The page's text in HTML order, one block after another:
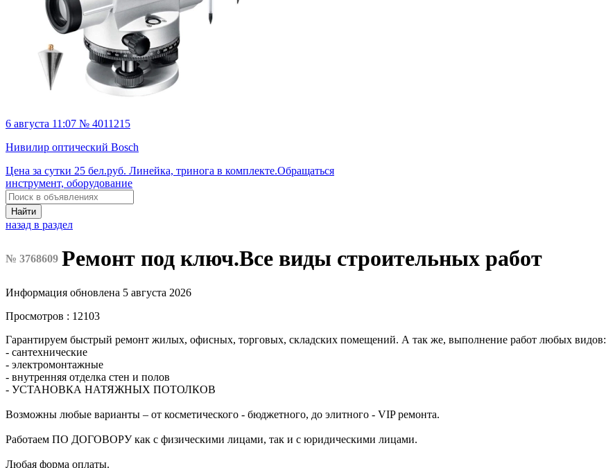
6 августа 11:07 № 4011215
Нивилир оптический Bosch
Цена за сутки 25 бел.руб. Линейка, тринога в комплекте.Обращаться
инструмент, оборудование
Найти
назад в раздел
№ 3768609 Ремонт под ключ.Все виды строительных работ
Информация обновлена 5 августа 2026
Просмотров : 12103
Гарантируем быстрый ремонт жилых, офисных, торговых, складских помещений. А так же, выполнение работ любых видов:
- сантехнические
- электромонтажные
- внутренняя отделка стен и полов
- УСТАНОВКА НАТЯЖНЫХ ПОТОЛКОВ
Возможны любые варианты – от косметического - бюджетного, до элитного - VIP ремонта.
Работаем ПО ДОГОВОРУ как с физическими лицами, так и с юридическими лицами.
Любая форма оплаты.